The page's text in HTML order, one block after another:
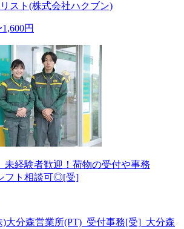
スト(株式会社ハクブン)
円
未経験者歓迎！荷物の受付や事務
フト相談可◎[受]
)大分森営業所(PT)_受付事務[受]_大分森